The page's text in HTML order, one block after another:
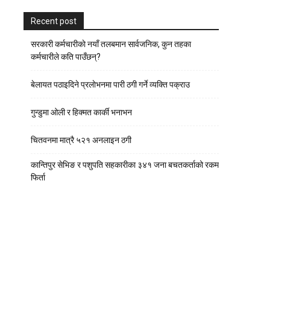
Recent post
सरकारी कर्मचारीकाे नयाँ तलबमान सार्वजनिक, कुन तहका
कर्मचारीले कति पाउँछन्?
बेलायत पठाइदिने प्रलाेभनमा पारी ठगी गर्ने व्यक्ति पक्राउ
गुन्डुमा ओली र हिक्मत कार्की भनाभन
चितवनमा मात्रै ५२१ अनलाइन ठगी
कान्तिपुर सेभिङ र पशुपति सहकारीका ३४१ जना बचतकर्ताको रकम
फिर्ता